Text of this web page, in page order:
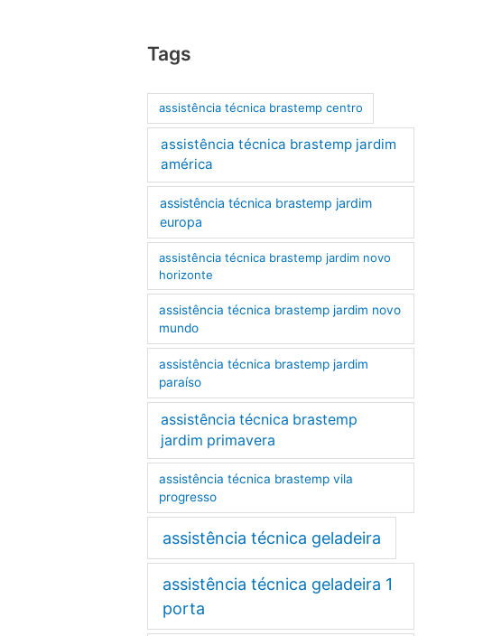
Tags
assistência técnica brastemp centro
assistência técnica brastemp jardim
américa
assistência técnica brastemp jardim
europa
assistência técnica brastemp jardim novo
horizonte
assistência técnica brastemp jardim novo
mundo
assistência técnica brastemp jardim
paraíso
assistência técnica brastemp
jardim primavera
assistência técnica brastemp vila
progresso
assistência técnica geladeira
assistência técnica geladeira 1
porta